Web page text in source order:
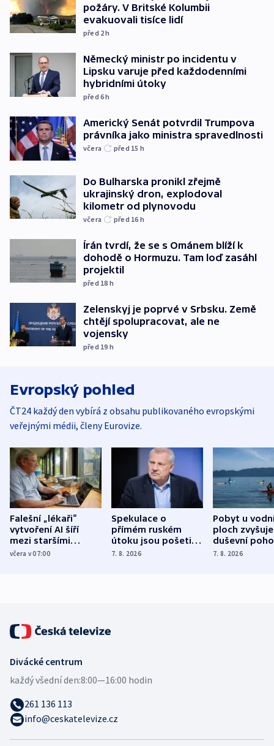
požáry. V Britské Kolumbii
evakuovali tisíce lidí
před 2h
Německý ministr po incidentu v
Lipsku varuje před každodenními
hybridními útoky
před 6h
Americký Senát potvrdil Trumpova
právníka jako ministra spravedlnosti
včera před 15 h
Do Bulharska pronikl zřejmě
ukrajinský dron, explodoval
kilometr od plynovodu
včera před 16 h
Írán tvrdí, že se s Ománem blíží k
dohodě o Hormuzu. Tam loď zasáhl
projektil
před 18 h
Zelenskyj je poprvé v Srbsku. Země
chtějí spolupracovat, ale ne
vojensky
před 19 h
Evropský pohled
ČT24 každý den vybírá z obsahu publikovaného evropskými
veřejnými médii, členy Eurovize.
Falešní „lékaři“
vytvoření AI šíří
mezi staršími
Poláky nebezpečné
včera v 07:00
Spekulace o
přímém ruském
útoku jsou pošetilé,
míní estonský
7. 8. 2026
Pobyt u
ploch zvyšuje
duševní
ukázala
7. 8. 2026
Divácké centrum
každý všední den:8:00—16:00 hodin
261 136 113
info@ceskatelevize.cz